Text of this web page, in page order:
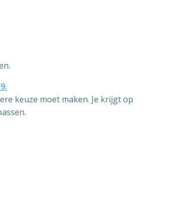
keuze moet maken. Je krijgt op